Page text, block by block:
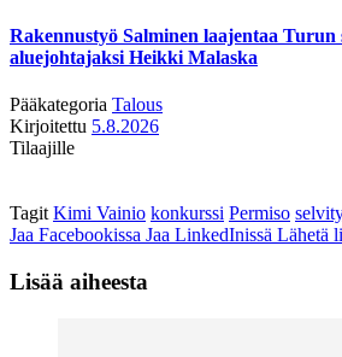
Rakennustyö Salminen laajentaa Turun
aluejohtajaksi Heikki Malaska
Pääkategoria Talous
Kirjoitettu 5.8.2026
Tilaajille
Tagit Kimi Vainio konkurssi Permiso
Jaa Facebookissa Jaa LinkedInissä Lähetä
Lisää aiheesta